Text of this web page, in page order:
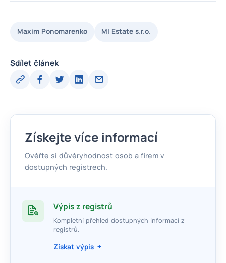
Maxim Ponomarenko MI Estate s.r.o.
Sdílet článek
Získejte více informací
Ověřte si důvěryhodnost osob a firem v
dostupných registrech.
Výpis z registrů
Kompletní přehled dostupných informací z
registrů.
Získat výpis